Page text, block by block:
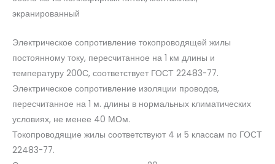
экранированный
Электрическое сопротивление токопроводящей жилы
постоянному току, пересчитанное на 1 км длины и
температуру 200С, соответствует ГОСТ 22483-77.
Электрическое сопротивление изоляции проводов,
пересчитанное на 1 м. длины в нормальных климатических
условиях, не менее 40 МОм.
Токопроводящие жилы соответствуют 4 и 5 классам по ГОСТ
22483-77.